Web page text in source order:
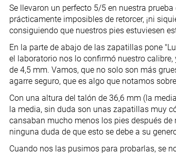
Se llevaron un perfecto 5/5 en nuestra
prácticamente imposibles de retorcer, ¡ni
consiguiendo que nuestros pies estuviesen
En la parte de abajo de las zapatillas pone
el laboratorio nos lo confirmó nuestro
de 4,5 mm. Vamos, que no solo son más
agarre seguro, que es algo que notamos
Con una altura del talón de 36,6 mm (la
la media, sin duda son unas zapatillas muy
cansaban mucho menos los pies después
ninguna duda de que esto se debe a su
Cuando nos las pusimos para probarlas, se